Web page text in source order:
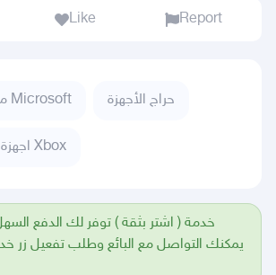
Like Report
مايكروسوفت Microsoft حراج الأجهزة
اجهزة اكس بوكس Xbox
خدمة ( اشتر بثقة ) توفر لك الدفع
يمكنك التواصل مع البائع وطلب تفعيل زر